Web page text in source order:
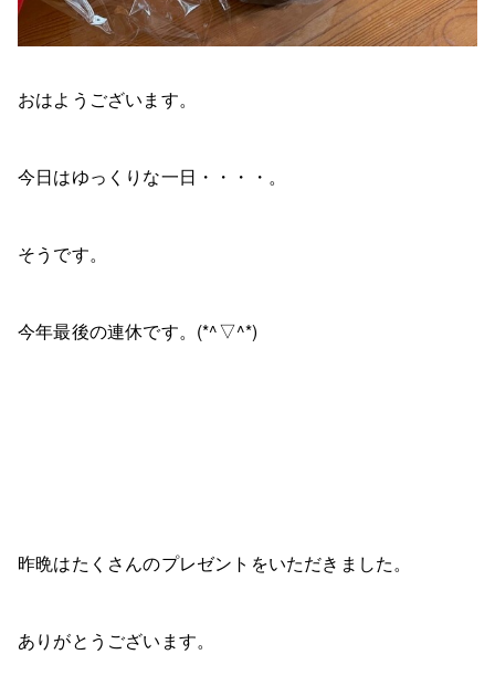
おはようございます。
今日はゆっくりな一日・・・・。
そうです。
今年最後の連休です。(*^▽^*)
昨晩はたくさんのプレゼントをいただきました。
ありがとうございます。